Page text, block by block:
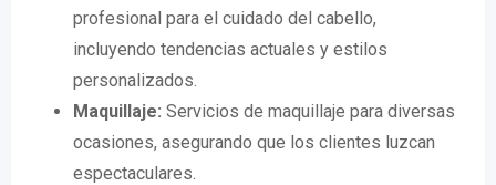
profesional para el cuidado del cabello,
incluyendo tendencias actuales y estilos
personalizados.
Maquillaje: Servicios de maquillaje para diversas
ocasiones, asegurando que los clientes luzcan
espectaculares.